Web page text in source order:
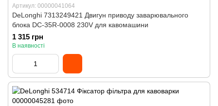
Артикул: 00000041064
DeLonghi 7313249421 Двигун приводу заварювального
блока DC-35R-0008 230V для кавомашини
1 315 грн
В наявності